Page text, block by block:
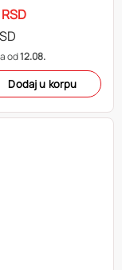
RSD
od12.08.
Dodaj u korpu